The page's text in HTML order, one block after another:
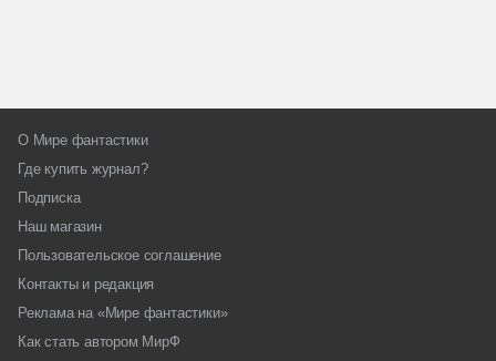
О Мире фантастики
Где купить журнал?
Подписка
Наш магазин
Пользовательское соглашение
Контакты и редакция
Реклама на «Мире фантастики»
Как стать автором МирФ